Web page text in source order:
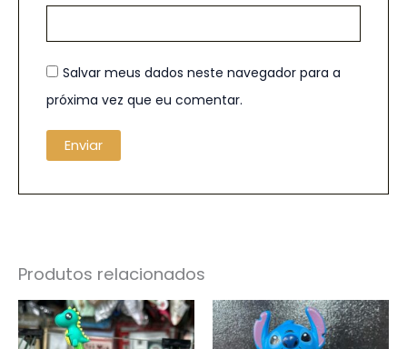
Salvar meus dados neste navegador para a
próxima vez que eu comentar.
Produtos relacionados